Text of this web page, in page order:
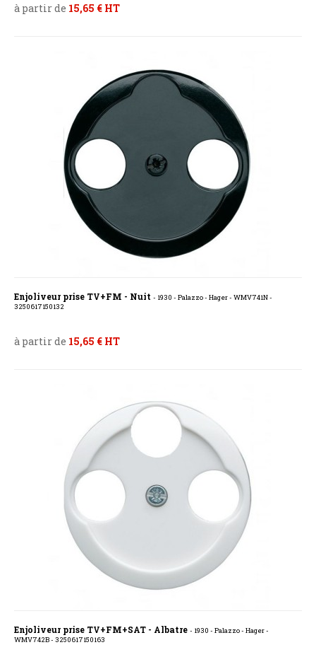
à partir de 15,65 € HT
Enjoliveur prise TV+FM - Nuit - 1930 - Palazzo - Hager - WMV741N -
3250617150132
à partir de 15,65 € HT
Enjoliveur prise TV+FM+SAT - Albatre - 1930 - Palazzo - Hager -
WMV742B - 3250617150163